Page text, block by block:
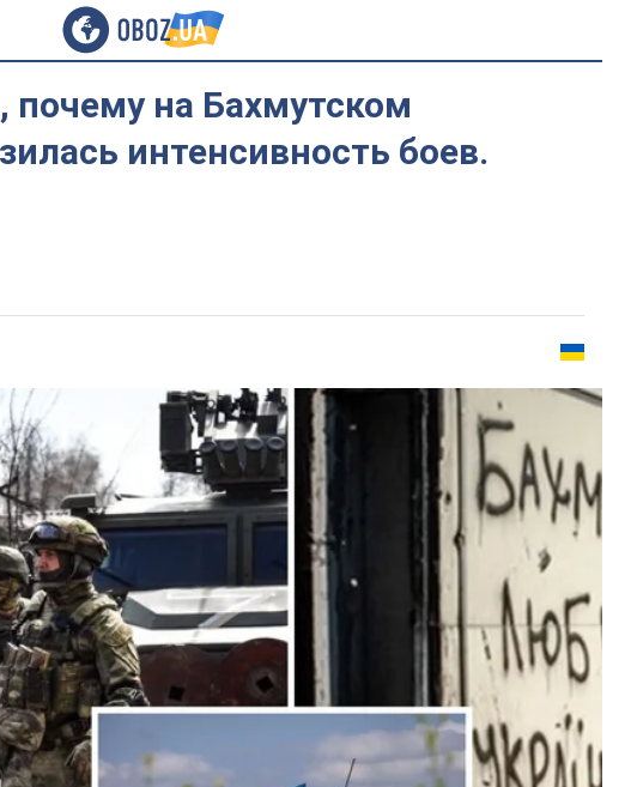
на Бахмутском
интенсивность боев.